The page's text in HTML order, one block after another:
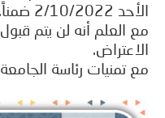
أنه لن يتم قبول أي
رئاسة الجامعة